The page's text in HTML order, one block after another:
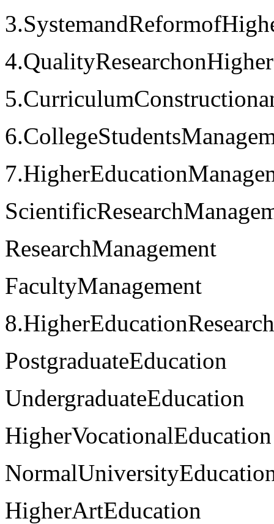
ResearchManagement
FacultyManagement
PostgraduateEducation
UndergraduateEducation
HigherVocationalEducation
HigherArtEducation